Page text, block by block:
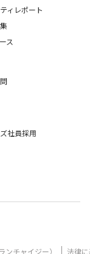
ィレポート
ス
社員採用
チャイジー） 法律